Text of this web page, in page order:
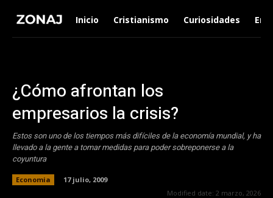
Inicio Cristianismo Curiosidades
¿Cómo afrontan los
empresarios la crisis?
Estos son uno de los tiempos más difíciles de la economía mundial, y ha
llevado a la gente a tomar medidas para poder sobreponerse a la
coyuntura
Economia
17 julio, 2009
Modified date: 2 marzo, 2026